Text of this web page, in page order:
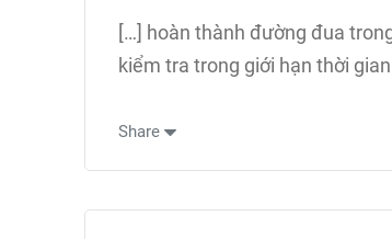
[…] hoàn thành đường đua
kiểm tra trong giới hạn thời
Share